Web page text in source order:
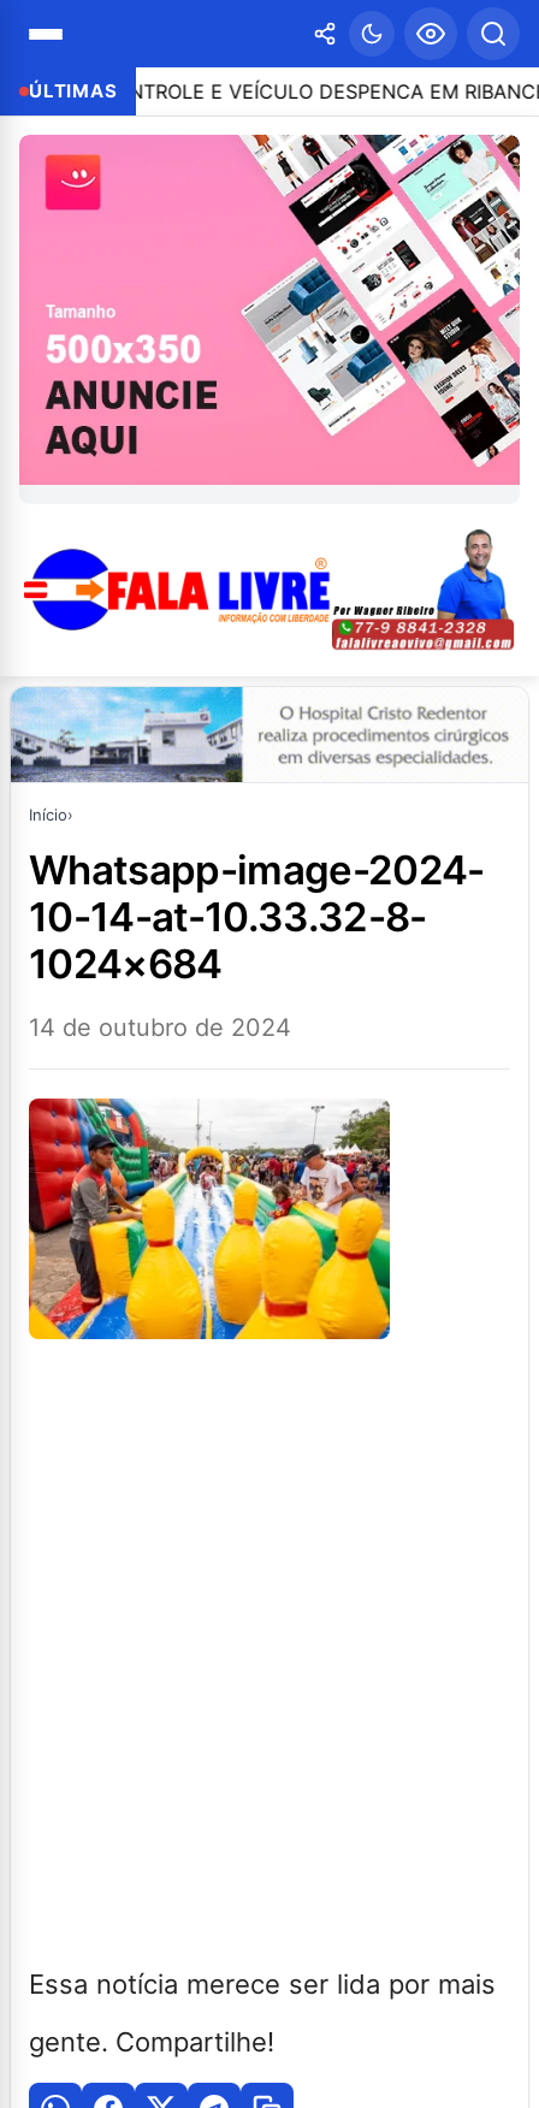
ÚLTIMAS
O CONTROLE E VEÍCULO DESPENCA EM RIBANCEIRA
Início›
whatsapp-image-2024-
10-14-at-10.33.32-8-
1024×684
14 de outubro de 2024
Essa notícia merece ser lida por mais
gente. Compartilhe!